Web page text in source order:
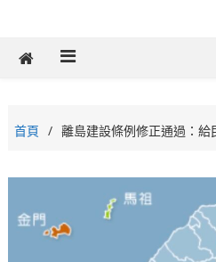
首頁 離島建設條例修正通過：給